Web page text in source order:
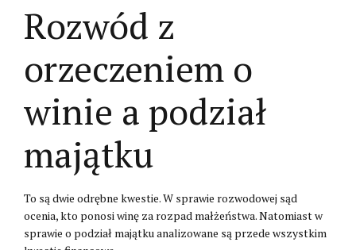
Rozwód z
orzeczeniem o
winie a podział
majątku
To są dwie odrębne kwestie. W sprawie rozwodowej sąd
ocenia, kto ponosi winę za rozpad małżeństwa. Natomiast w
sprawie o podział majątku analizowane są przede wszystkim